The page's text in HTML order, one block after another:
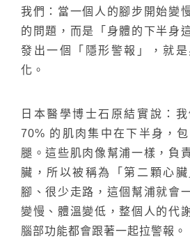
我們：當一個人的腳步開始變
的問題，而是「身體的下半身
發出一個「隱形警報」，就
化。
日本醫學博士石原結實說：
70% 的肌肉集中在下半身，
腿。這些肌肉像幫浦一樣，負
臟，所以被稱為「第二顆心
腳、很少走路，這個幫浦就會
變慢、體溫變低，整個人的代
腦部功能都會跟著一起拉警報。